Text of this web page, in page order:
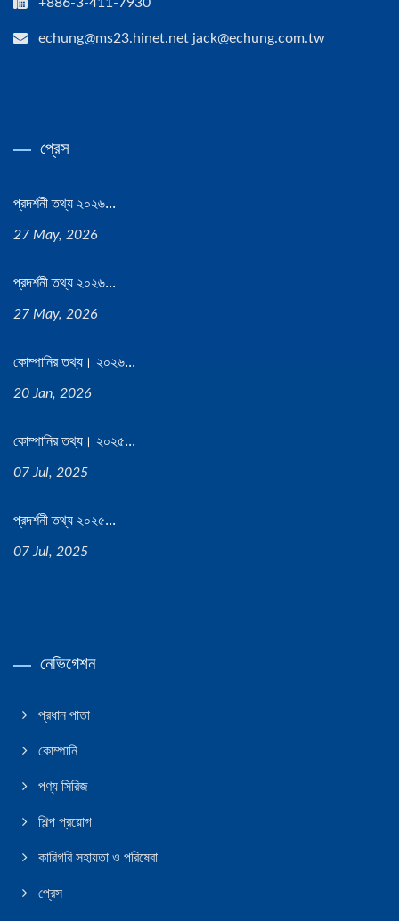
echung@ms23.hinet.net jack@echung.com.tw
প্রেস
প্রদর্শনী তথ্য ২০২৬...
27 May, 2026
প্রদর্শনী তথ্য ২০২৬...
27 May, 2026
কোম্পানির তথ্য। ২০২৬...
20 Jan, 2026
কোম্পানির তথ্য। ২০২৫...
07 Jul, 2025
প্রদর্শনী তথ্য ২০২৫...
07 Jul, 2025
নেভিগেশন
প্রধান পাতা
কোম্পানি
পণ্য সিরিজ
শিল্প প্রয়োগ
কারিগরি সহায়তা ও পরিষেবা
প্রেস